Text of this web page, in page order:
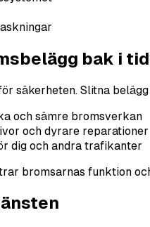
bak i
säkerheten. Slitna
och sämre bromsverkan
och dyrare reparationer
dig och andra trafikanter
bromsarnas funktion